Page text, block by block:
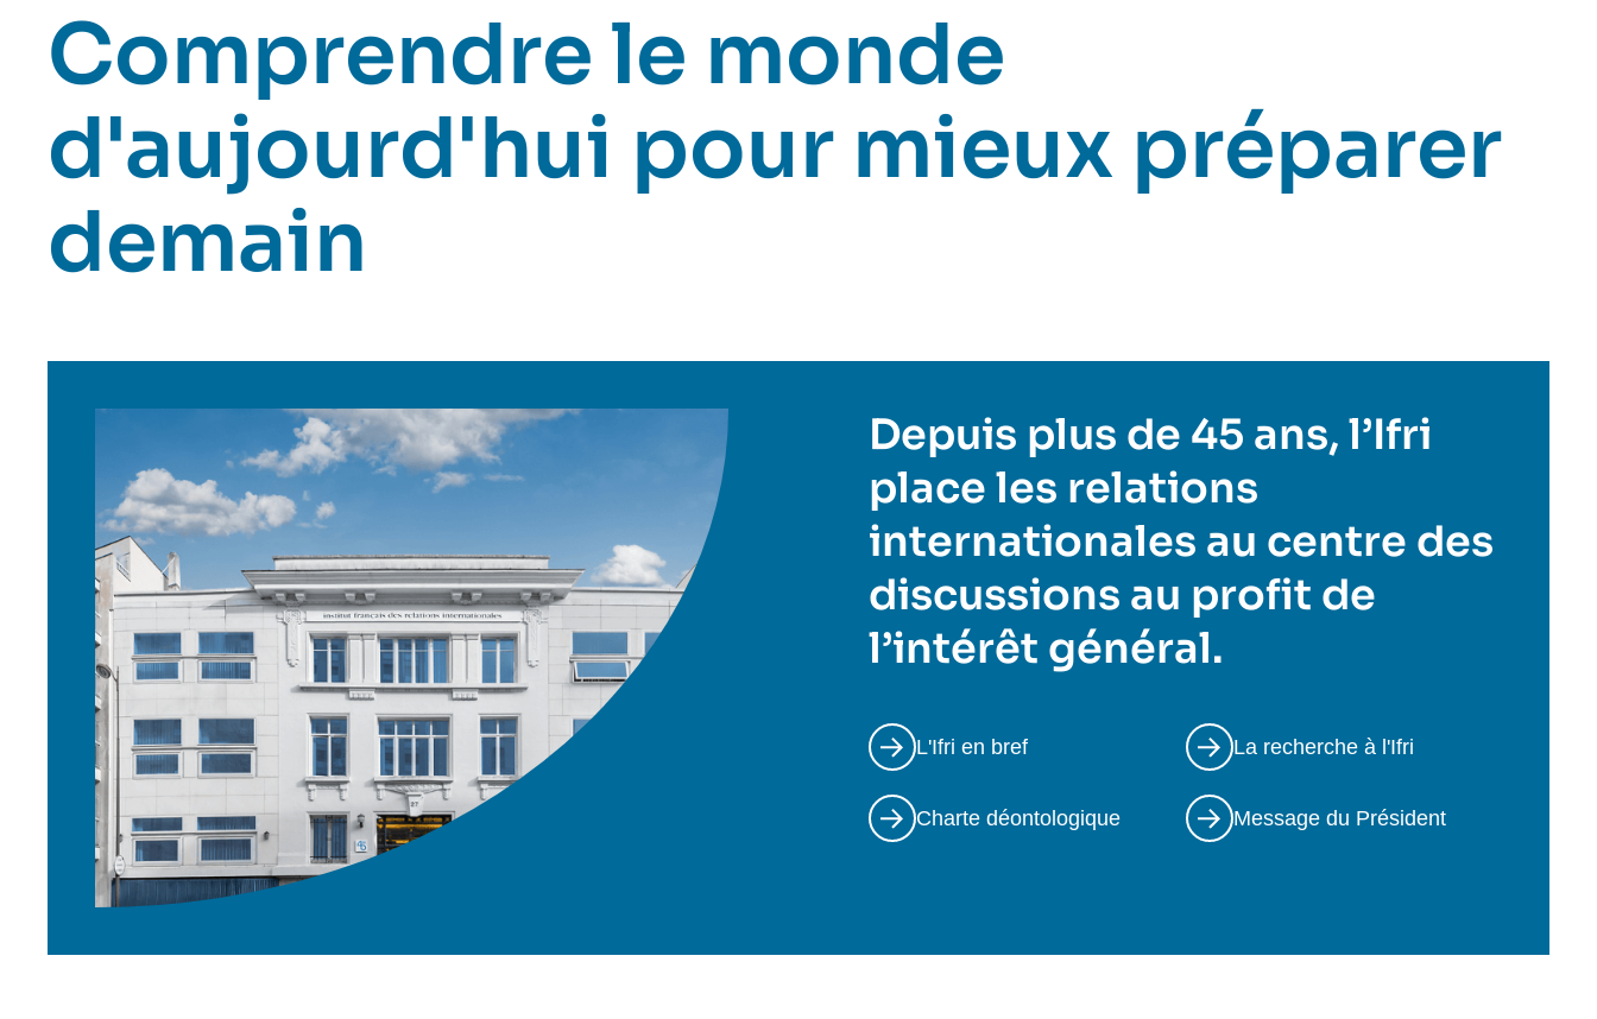
Comprendre le monde
d'aujourd'hui pour mieux préparer
demain
Depuis plus de 45 ans, l’Ifri
place les relations
internationales au centre des
discussions au profit de
l’intérêt général.
L'Ifri en bref La recherche à l'Ifri
Charte déontologique Message du Président